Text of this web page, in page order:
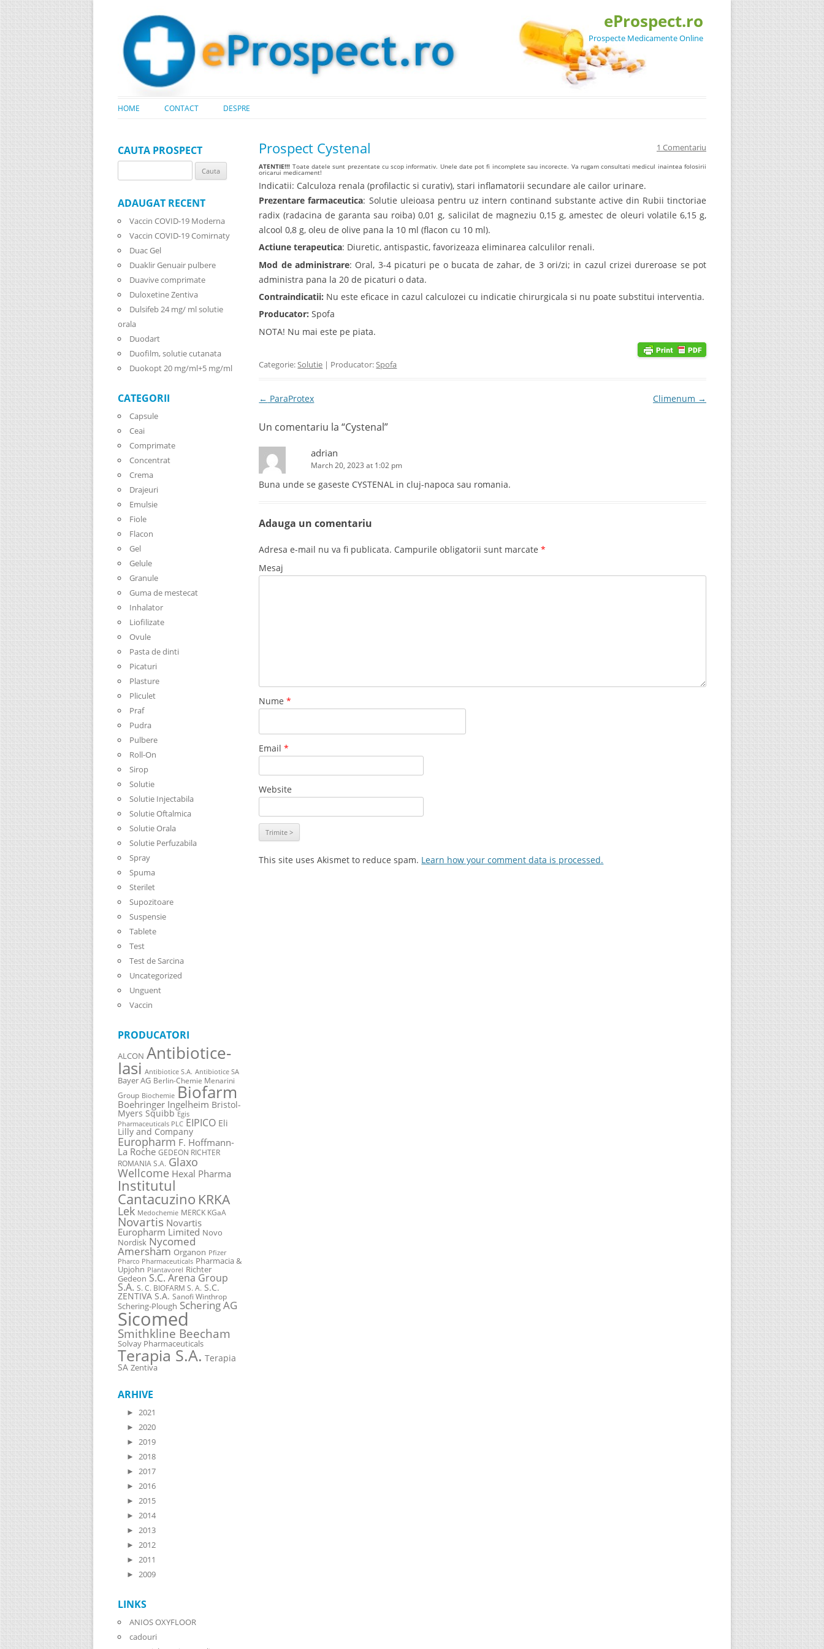
eProspect.ro
Prospecte Medicamente Online
HOME CONTACT DESPRE
Prospect Cystenal 1 Comentariu
ATENTIE!!! Toate datele sunt prezentate cu scop informativ. Unele date pot fi incomplete sau incorecte. Va rugam consultati medicul inaintea folosirii
oricarui medicament!
Indicatii: Calculoza renala (profilactic si curativ), stari inflamatorii secundare ale cailor urinare.
Prezentare farmaceutica: Solutie uleioasa pentru uz intern continand substante active din Rubii tinctoriae
radix (radacina de garanta sau roiba) 0,01 g, salicilat de magneziu 0,15 g, amestec de oleuri volatile 6,15 g,
alcool 0,8 g, oleu de olive pana la 10 ml (flacon cu 10 ml).
Actiune terapeutica: Diuretic, antispastic, favorizeaza eliminarea calculilor renali.
Mod de administrare: Oral, 3-4 picaturi pe o bucata de zahar, de 3 ori/zi; in cazul crizei dureroase se pot
administra pana la 20 de picaturi o data.
Contraindicatii: Nu este eficace in cazul calculozei cu indicatie chirurgicala si nu poate substitui interventia.
Producator: Spofa
NOTA! Nu mai este pe piata.
Categorie:Solutie | Producator:Spofa
Post navigation
← ParaProtex Climenum →
Un comentariu la “Cystenal”
adrian
March 20, 2023 at 1:02 pm
Buna unde se gaseste CYSTENAL in cluj-napoca sau romania.
Adauga un comentariu
Adresa e-mail nu va fi publicata. Campurile obligatorii sunt marcate*
Mesaj
Nume*
Email*
Website
This site uses Akismet to reduce spam. Learn how your comment data is processed.
CAUTA PROSPECT
for:
ADAUGAT RECENT
Vaccin COVID-19 Moderna
Vaccin COVID-19 Comirnaty
Duac Gel
Duaklir Genuair pulbere
Duavive comprimate
Duloxetine Zentiva
Dulsifeb 24 mg/ ml solutie
orala
Duodart
Duofilm, solutie cutanata
Duokopt 20 mg/ml+5 mg/ml
CATEGORII
Capsule
Ceai
Comprimate
Concentrat
Crema
Drajeuri
Emulsie
Fiole
Flacon
Gel
Gelule
Granule
Guma de mestecat
Inhalator
Liofilizate
Ovule
Pasta de dinti
Picaturi
Plasture
Pliculet
Praf
Pudra
Pulbere
Roll-On
Sirop
Solutie
Solutie Injectabila
Solutie Oftalmica
Solutie Orala
Solutie Perfuzabila
Spray
Spuma
Sterilet
Supozitoare
Suspensie
Tablete
Test
Test de Sarcina
Uncategorized
Unguent
Vaccin
PRODUCATORI
ALCON Antibiotice-
Iasi Antibiotice S.A. Antibiotice SA
Bayer AG Berlin-Chemie Menarini
Group Biochemie Biofarm
Boehringer Ingelheim Bristol-
Myers Squibb Egis
Pharmaceuticals PLC EIPICO Eli
Lilly and Company
Europharm F. Hoffmann-
La Roche GEDEON RICHTER
ROMANIA S.A. Glaxo
Wellcome Hexal Pharma
Institutul
Cantacuzino KRKA
Lek Medochemie MERCK KGaA
Novartis Novartis
Europharm Limited Novo
Nordisk Nycomed
Amersham Organon Pfizer
Pharco Pharmaceuticals Pharmacia &
Upjohn Plantavorel Richter
Gedeon S.C. Arena Group
S.A. S. C. BIOFARM S. A. S.C.
ZENTIVA S.A. Sanofi Winthrop
Schering-Plough Schering AG
Sicomed
Smithkline Beecham
Solvay Pharmaceuticals
Terapia S.A. Terapia
SA Zentiva
ARHIVE
► 2021
► 2020
► 2019
► 2018
► 2017
► 2016
► 2015
► 2014
► 2013
► 2012
► 2011
► 2009
LINKS
ANIOS OXYFLOOR
cadouri